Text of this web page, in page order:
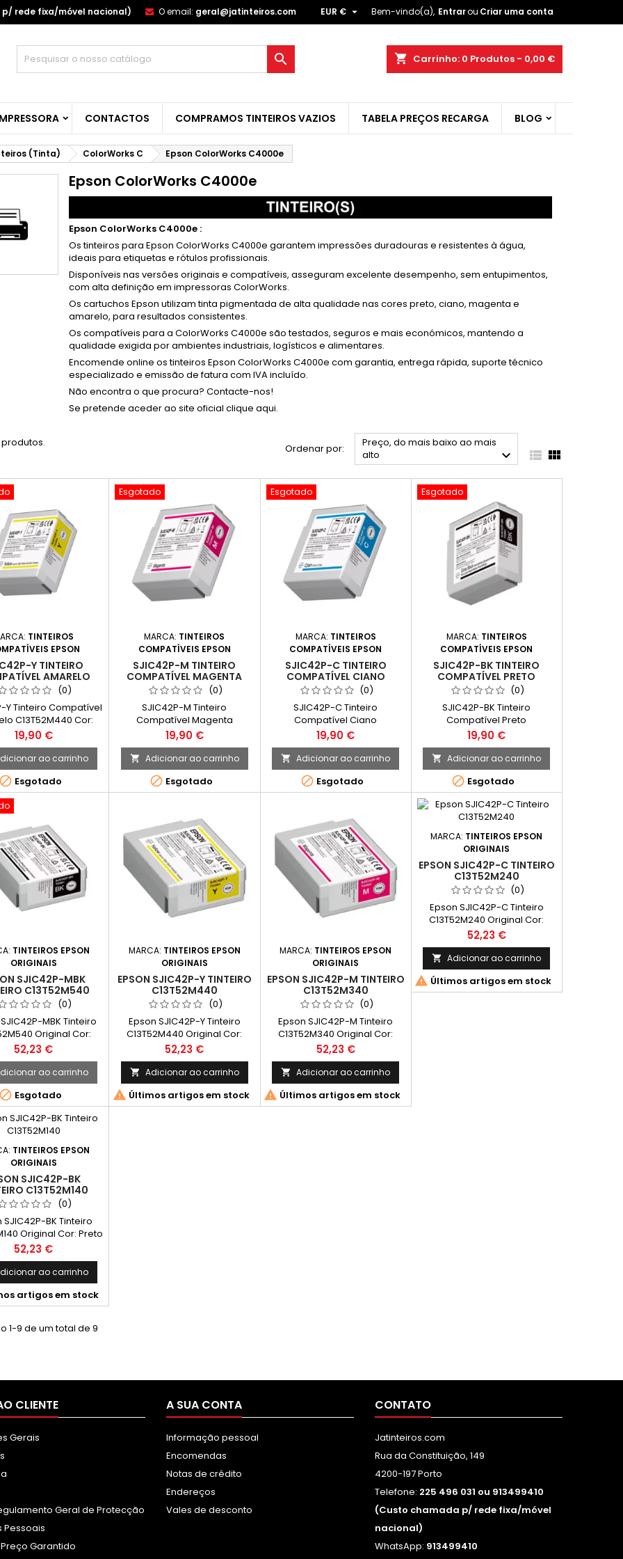
p/ rede fixa/móvel nacional) O email: geral@jatinteiros.com Bem-vindo(a), Entrarou Criar uma conta
EUR € 
shopping_cart Carrinho: 0 Produtos - 0,00 €

CONTACTOS COMPRAMOS TINTEIROS VAZIOS TABELA PREÇOS RECARGA BLOG
(Tinta) ColorWorks C Epson ColorWorks C4000e
Epson ColorWorks C4000e
Epson ColorWorks C4000e :
Os tinteiros para Epson ColorWorks C4000e garantem impressões duradouras e resistentes à água,
ideais para etiquetas e rótulos profissionais.
Disponíveis nas versões originais e compatíveis, asseguram excelente desempenho, sem entupimentos,
com alta definição em impressoras ColorWorks.
Os cartuchos Epson utilizam tinta pigmentada de alta qualidade nas cores preto, ciano, magenta e
amarelo, para resultados consistentes.
Os compatíveis para a ColorWorks C4000e são testados, seguros e mais económicos, mantendo a
qualidade exigida por ambientes industriais, logísticos e alimentares.
Encomende online os tinteiros Epson ColorWorks C4000e com garantia, entrega rápida, suporte técnico
especializado e emissão de fatura com IVA incluído.
Não encontra o que procura? Contacte-nos!
Se pretende aceder ao site oficial clique aqui.
produtos. Ordenar por:
Preço, do mais baixo ao mais
alto
  
TINTEIROS
EPSON
Y TINTEIRO
AMARELO
C13T52M440
(0)
Y Tinteiro Compatível
C13T52M440 Cor:
Quantidade de Tinta:
com os
modelos:Epson
C4000e (BK)
Preço
19,90 €
ao carrinho
 Esgotado
Esgotado
MARCA: TINTEIROS
COMPATÍVEIS EPSON
SJIC42P-M TINTEIRO
COMPATÍVEL MAGENTA
C13T52M340
(0)
SJIC42P-M Tinteiro
Compatível Magenta
C13T52M340 Cor: Magenta
Quantidade de Tinta: 50ml
Compatível com os seguintes
modelos:Epson ColorWorks
C4000e (BK)
Preço
19,90 €
 Adicionar ao carrinho
 Esgotado
Esgotado
MARCA: TINTEIROS
COMPATÍVEIS EPSON
SJIC42P-C TINTEIRO
COMPATÍVEL CIANO
C13T52M240
(0)
SJIC42P-C Tinteiro
Compatível Ciano
C13T52M240 Cor: Ciano
Quantidade de Tinta: 50ml
Compatível com os seguintes
modelos:Epson ColorWorks
C4000e (BK)
Preço
19,90 €
 Adicionar ao carrinho
 Esgotado
Esgotado
MARCA: TINTEIROS
COMPATÍVEIS EPSON
SJIC42P-BK TINTEIRO
COMPATÍVEL PRETO
C13T52M140(0)
SJIC42P-BK Tinteiro
Compatível Preto
C13T52M140Cor:
PretoQuantidade de Tinta:
50mlCompatível com os
seguintes modelos:Epson
ColorWorks C4000e (BK)
Preço
19,90 €
 Adicionar ao carrinho
 Esgotado
TINTEIROS EPSON
ORIGINAIS
SJIC42P-MBK
C13T52M540
(0)
MBK Tinteiro
Original Cor:
Matte Quantidade de
Compatível com
modelos:Epson
C4000e (BK)
Preço
52,23 €
ao carrinho
 Esgotado
MARCA: TINTEIROS EPSON
ORIGINAIS
EPSON SJIC42P-Y TINTEIRO
C13T52M440
(0)
Epson SJIC42P-Y Tinteiro
C13T52M440 Original Cor:
Amarelo Quantidade de Tinta:
50ml Compatível com os
seguintes modelos:Epson
ColorWorks C4000e (BK)
Preço
52,23 €
 Adicionar ao carrinho
 Últimos artigos em stock
MARCA: TINTEIROS EPSON
ORIGINAIS
EPSON SJIC42P-M TINTEIRO
C13T52M340
(0)
Epson SJIC42P-M Tinteiro
C13T52M340 Original Cor:
Magenta Quantidade de Tinta:
50ml Compatível com os
seguintes modelos:Epson
ColorWorks C4000e (BK)
Preço
52,23 €
 Adicionar ao carrinho
 Últimos artigos em stock
MARCA: TINTEIROS EPSON
ORIGINAIS
EPSON SJIC42P-C TINTEIRO
C13T52M240
(0)
Epson SJIC42P-C Tinteiro
C13T52M240 Original Cor:
Ciano Quantidade de Tinta:
50ml Compatível com os
seguintes modelos:Epson
ColorWorks C4000e (BK)
Preço
52,23 €
 Adicionar ao carrinho
 Últimos artigos em stock
TINTEIROS EPSON
ORIGINAIS
SJIC42P-BK
C13T52M140
(0)
SJIC42P-BK Tinteiro
Original Cor: Preto
de Tinta: 50ml
com os seguintes
ColorWorks
C4000e (BK)
Preço
52,23 €
ao carrinho
artigos em stock
1-9 de um total de 9
CLIENTE
Gerais
Geral de Protecção
Pessoais
Garantido
A SUA CONTA
Informação pessoal
Encomendas
Notas de crédito
Endereços
Vales de desconto
CONTATO
Jatinteiros.com
Rua da Constituição, 149
4200-197 Porto
Telefone: 225 496 031 ou 913499410
(Custo chamada p/ rede fixa/móvel
nacional)
WhatsApp: 913499410
minhas listas de desejos
((cancelText)) ((modalDeleteText))
((cancelText)) ((createText))
need to be logged in to save products in your wishlist.
((cancelText)) ((loginText))